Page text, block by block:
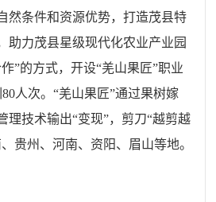
然条件和资源优势，打造茂县特
助力茂县星级现代化农业产业园
”的方式，开设“羌山果匠”职业
80人次。“羌山果匠”通过果树嫁
理技术输出“变现”，剪刀“越剪越
贵州、河南、资阳、眉山等地。